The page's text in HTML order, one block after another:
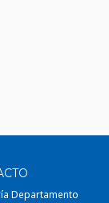
Departamento